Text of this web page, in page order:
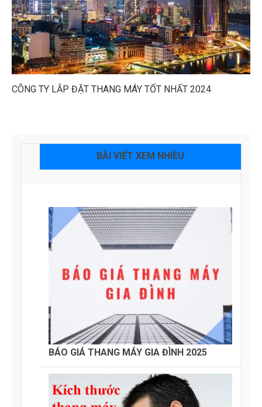
CÔNG TY LẮP ĐẶT THANG MÁY TỐT NHẤT 2024
BÀI VIẾT XEM NHIỀU
BÁO GIÁ THANG MÁY GIA ĐÌNH 2025